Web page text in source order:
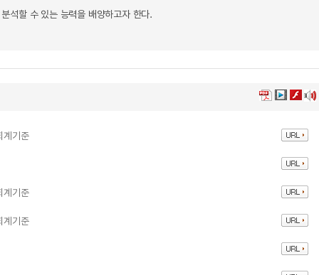
석할 수 있는 능력을 배양하고자 한다.
계기준
계기준
계기준